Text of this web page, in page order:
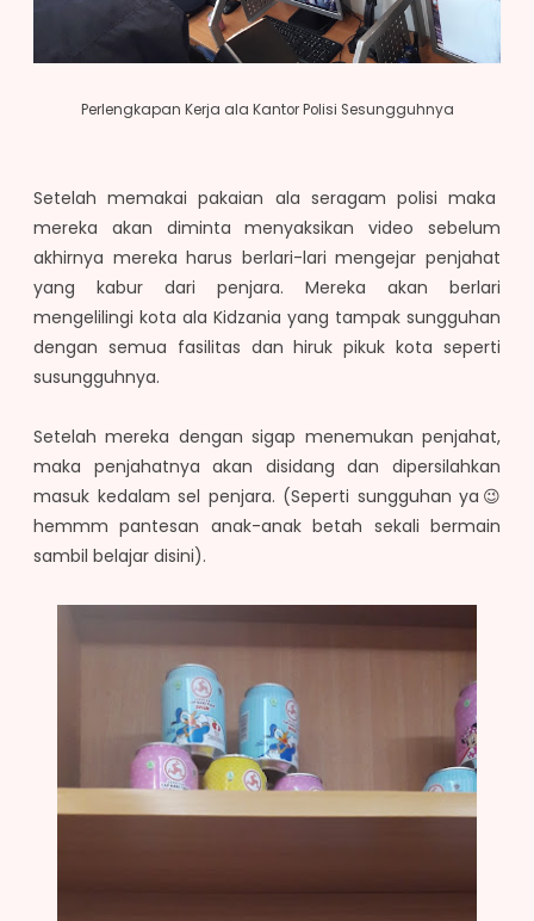
Perlengkapan Kerja ala Kantor Polisi Sesungguhnya
Setelah memakai pakaian ala seragam polisi maka
mereka akan diminta menyaksikan video sebelum
akhirnya mereka harus berlari-lari mengejar penjahat
yang kabur dari penjara. Mereka akan berlari
mengelilingi kota ala Kidzania yang tampak sungguhan
dengan semua fasilitas dan hiruk pikuk kota seperti
susungguhnya.
Setelah mereka dengan sigap menemukan penjahat,
maka penjahatnya akan disidang dan dipersilahkan
masuk kedalam sel penjara. (Seperti sungguhan ya😉
hemmm pantesan anak-anak betah sekali bermain
sambil belajar disini).